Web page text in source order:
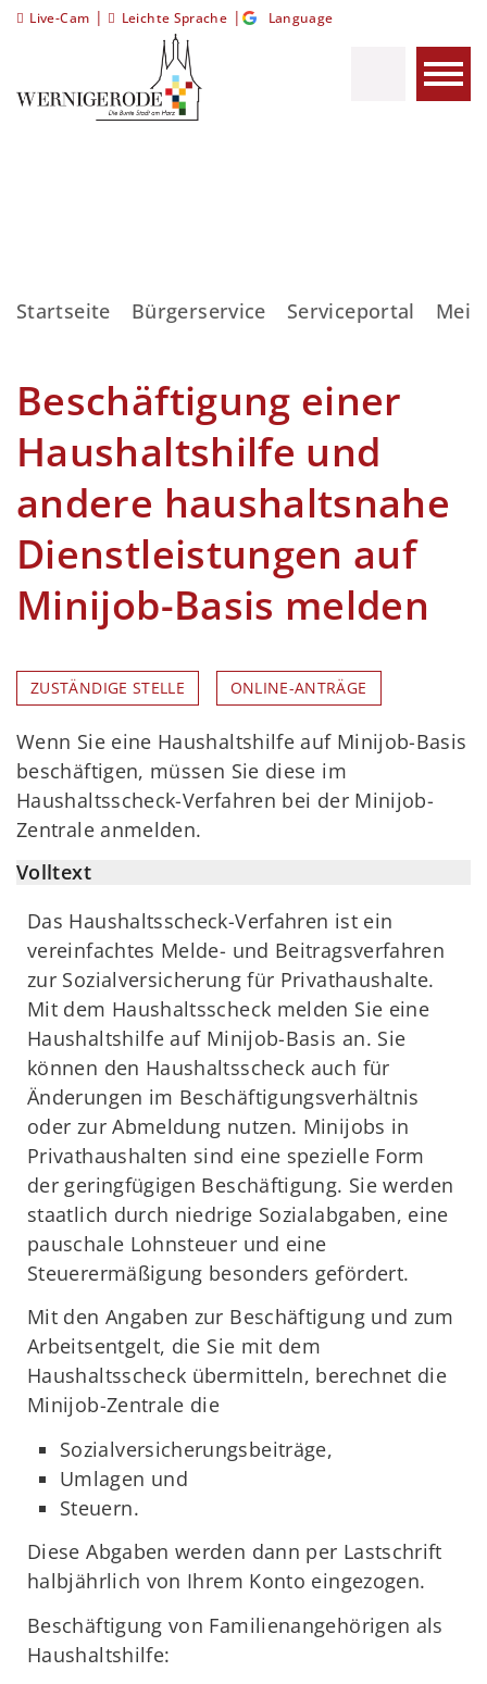
Live-Cam | Leichte Sprache | Language
Startseite Bürgerservice Serviceportal
Beschäftigung einer
Haushaltshilfe und
andere haushaltsnahe
Dienstleistungen auf
Minijob-Basis melden
ZUSTÄNDIGE STELLE ONLINE-ANTRÄGE
Wenn Sie eine Haushaltshilfe auf Minijob-Basis
beschäftigen, müssen Sie diese im
Haushaltsscheck-Verfahren bei der Minijob-
Zentrale anmelden.
Volltext
Das Haushaltsscheck-Verfahren ist ein
vereinfachtes Melde- und Beitragsverfahren
zur Sozialversicherung für Privathaushalte.
Mit dem Haushaltsscheck melden Sie eine
Haushaltshilfe auf Minijob-Basis an. Sie
können den Haushaltsscheck auch für
Änderungen im Beschäftigungsverhältnis
oder zur Abmeldung nutzen. Minijobs in
Privathaushalten sind eine spezielle Form
der geringfügigen Beschäftigung. Sie werden
staatlich durch niedrige Sozialabgaben, eine
pauschale Lohnsteuer und eine
Steuerermäßigung besonders gefördert.
Mit den Angaben zur Beschäftigung und zum
Arbeitsentgelt, die Sie mit dem
Haushaltsscheck übermitteln, berechnet die
Minijob-Zentrale die
Sozialversicherungsbeiträge,
Umlagen und
Steuern.
Diese Abgaben werden dann per Lastschrift
halbjährlich von Ihrem Konto eingezogen.
Beschäftigung von Familienangehörigen als
Haushaltshilfe: